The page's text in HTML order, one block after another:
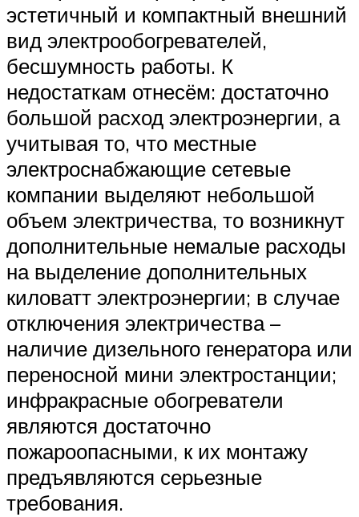
эстетичный и компактный внешний
вид электрообогревателей,
бесшумность работы. К
недостаткам отнесём: достаточно
большой расход электроэнергии, а
учитывая то, что местные
электроснабжающие сетевые
компании выделяют небольшой
объем электричества, то возникнут
дополнительные немалые расходы
на выделение дополнительных
киловатт электроэнергии; в случае
отключения электричества –
наличие дизельного генератора или
переносной мини электростанции;
инфракрасные обогреватели
являются достаточно
пожароопасными, к их монтажу
предъявляются серьезные
требования.